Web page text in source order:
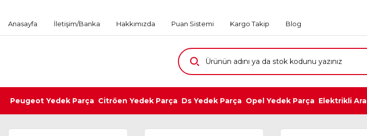
Anasayfa İletişim/Banka Hakkımızda Puan Sistemi Kargo Takip Blog
Peugeot Yedek Parça Citröen Yedek Parça Ds Yedek Parça Opel Yedek Parça Elektrikli